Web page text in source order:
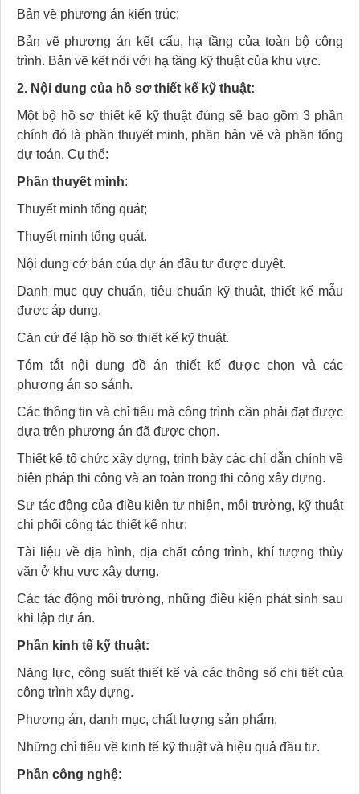
Bản vẽ phương án kiến trúc;
Bản vẽ phương án kết cấu, hạ tầng của toàn bộ công
trình. Bản vẽ kết nối với hạ tầng kỹ thuật của khu vực.
2. Nội dung của hồ sơ thiết kế kỹ thuật:
Một bộ hồ sơ thiết kế kỹ thuật đúng sẽ bao gồm 3 phần
chính đó là phần thuyết minh, phần bản vẽ và phần tổng
dự toán. Cụ thể:
Phần thuyết minh:
Thuyết minh tổng quát;
Thuyết minh tổng quát.
Nội dung cở bản của dự án đầu tư được duyệt.
Danh mục quy chuẩn, tiêu chuẩn kỹ thuật, thiết kế mẫu
được áp dụng.
Căn cứ để lập hồ sơ thiết kế kỹ thuật.
Tóm tắt nội dung đồ án thiết kế được chọn và các
phương án so sánh.
Các thông tin và chỉ tiêu mà công trình cần phải đạt được
dựa trên phương án đã được chọn.
Thiết kế tổ chức xây dựng, trình bày các chỉ dẫn chính về
biện pháp thi công và an toàn trong thi công xây dựng.
Sự tác động của điều kiện tự nhiện, môi trường, kỹ thuật
chi phối công tác thiết kế như:
Tài liệu về địa hình, địa chất công trình, khí tượng thủy
văn ở khu vực xây dựng.
Các tác động môi trường, những điều kiện phát sinh sau
khi lập dự án.
Phần kinh tế kỹ thuật:
Năng lực, công suất thiết kế và các thông số chi tiết của
công trình xây dựng.
Phương án, danh mục, chất lượng sản phẩm.
Những chỉ tiêu về kinh tế kỹ thuật và hiệu quả đầu tư.
Phần công nghệ: